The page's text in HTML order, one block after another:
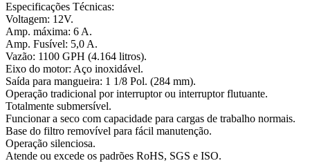
Especificações Técnicas:
Voltagem: 12V.
Amp. máxima: 6 A.
Amp. Fusível: 5,0 A.
Vazão: 1100 GPH (4.164 litros).
Eixo do motor: Aço inoxidável.
Saída para mangueira: 1 1/8 Pol. (284 mm).
Operação tradicional por interruptor ou interruptor flutuante.
Totalmente submersível.
Funcionar a seco com capacidade para cargas de trabalho normais.
Base do filtro removível para fácil manutenção.
Operação silenciosa.
Atende ou excede os padrões RoHS, SGS e ISO.